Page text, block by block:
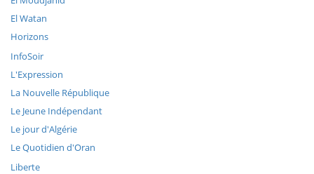
El Watan
Horizons
InfoSoir
L'Expression
La Nouvelle République
Le Jeune Indépendant
Le jour d'Algérie
Le Quotidien d'Oran
Liberte